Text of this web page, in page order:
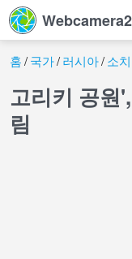
홈 국가 러시아 소치
고리키 공원
림